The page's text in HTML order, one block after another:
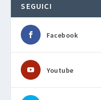
SEGUICI
Facebook
Youtube